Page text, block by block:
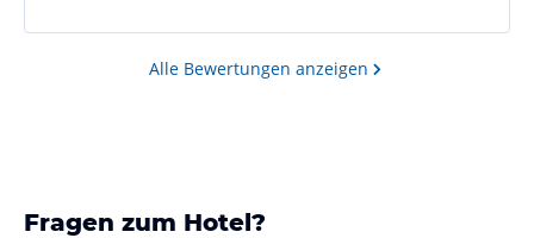
Alle Bewertungen anzeigen
Fragen zum Hotel?